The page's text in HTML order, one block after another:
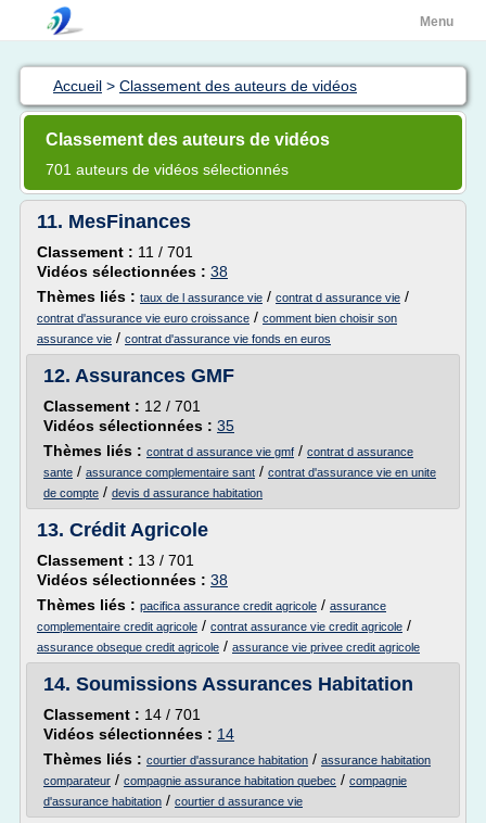
Menu
Accueil > Classement des auteurs de vidéos
Classement des auteurs de vidéos
701 auteurs de vidéos sélectionnés
11. MesFinances
Classement : 11 / 701
Vidéos sélectionnées : 38
Thèmes liés : taux de l assurance vie / contrat d assurance vie /
contrat d'assurance vie euro croissance / comment bien choisir son
assurance vie / contrat d'assurance vie fonds en euros
12. Assurances GMF
Classement : 12 / 701
Vidéos sélectionnées : 35
Thèmes liés : contrat d assurance vie gmf / contrat d assurance
sante / assurance complementaire sant / contrat d'assurance vie en unite
de compte / devis d assurance habitation
13. Crédit Agricole
Classement : 13 / 701
Vidéos sélectionnées : 38
Thèmes liés : pacifica assurance credit agricole / assurance
complementaire credit agricole / contrat assurance vie credit agricole /
assurance obseque credit agricole / assurance vie privee credit agricole
14. Soumissions Assurances Habitation
Classement : 14 / 701
Vidéos sélectionnées : 14
Thèmes liés : courtier d'assurance habitation / assurance habitation
comparateur / compagnie assurance habitation quebec / compagnie
d'assurance habitation / courtier d assurance vie